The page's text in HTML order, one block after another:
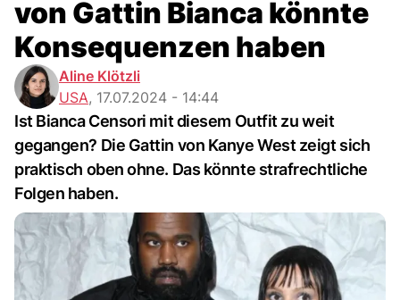
von Gattin Bianca könnte
Konsequenzen haben
Aline Klötzli
USA, 17.07.2024 - 14:44
Ist Bianca Censori mit diesem Outfit zu weit
gegangen? Die Gattin von Kanye West zeigt sich
praktisch oben ohne. Das könnte strafrechtliche
Folgen haben.